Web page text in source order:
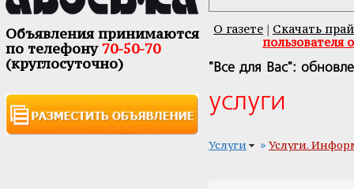
Объявления принимаются
по телефону70-50-70
(круглосуточно)
О газете
Скачать
пользователя
"Все для Вас":
услуги
Услуги » Услуги.